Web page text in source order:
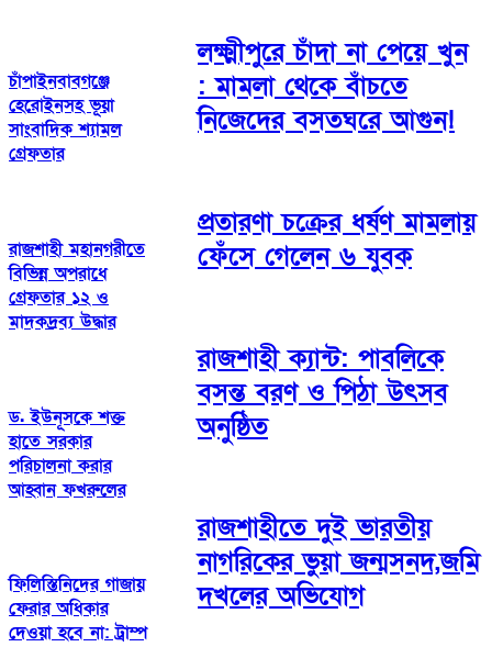
চাঁপাইনবাবগঞ্জে
হেরোইনসহ ভূয়া
সাংবাদিক শ্যামল
গ্রেফতার
রাজশাহী মহানগরীতে
বিভিন্ন অপরাধে
গ্রেফতার ১২ ও
মাদকদ্রব্য উদ্ধার
ড. ইউনূসকে শক্ত
হাতে সরকার
পরিচালনা করার
আহ্বান ফখরুলের
ফিলিস্তিনিদের গাজায়
ফেরার অধিকার
দেওয়া হবে না: ট্রাম্প
লক্ষ্মীপুরে চাঁদা না পেয়ে খুন
: মামলা থেকে বাঁচতে
নিজেদের বসতঘরে আগুন!
প্রতারণা চক্রের ধর্ষণ মামলায়
ফেঁসে গেলেন ৬ যুবক
রাজশাহী ক্যান্ট: পাবলিকে
বসন্ত বরণ ও পিঠা উৎসব
অনুষ্ঠিত
রাজশাহীতে দুই ভারতীয়
নাগরিকের ভুয়া জন্মসনদ,জমি
দখলের অভিযোগ